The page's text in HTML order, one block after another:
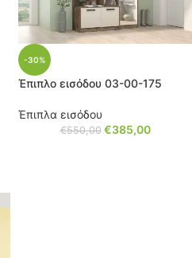
-30%
Έπιπλο εισόδου 03-00-175
Έπιπλα εισόδου
€550,00 €385,00